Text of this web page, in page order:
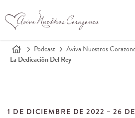
Podcast Aviva Nuestros
La Dedicación Del Rey
1 DE DICIEMBRE DE 2022 – 26